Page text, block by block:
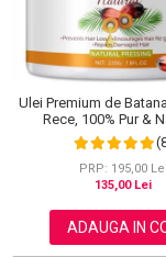
Scrub / Balsam de
Netestate pe
Ulei Premium de
Rece, 100% Pur &
Stopeaza Caderea
Puternic
PRP: 195,00 Lei
135,00 Lei
ADAUGA IN